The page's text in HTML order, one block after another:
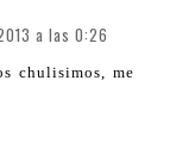
a las 0:26
chulisimos, me